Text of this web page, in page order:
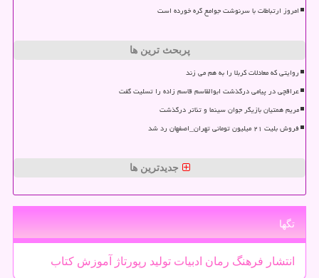
امروز ارتباطات با سرنوشت جوامع گره خورده است
پربحث ترین ها
روایتی که معادلات کربلا را به هم می زند
عراقچی در پیامی درگذشت ابوالقاسم قاسم زاده را تسلیت گفت
مریم همتیان بازیگر جوان سینما و تئاتر درگذشت
فروش بلیت ۲۱ میلیون تومانی تهران_اصفهان رد شد
جدیدترین ها
تگها
انتشار فرهنگ رمان ادبیات تولید رپورتاژ آموزش كتاب